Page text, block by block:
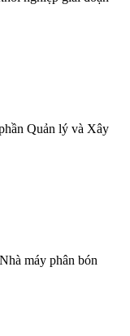
Quản lý và Xây
máy phân bón